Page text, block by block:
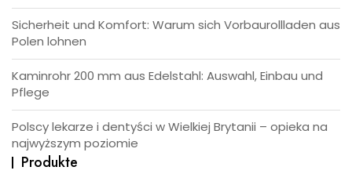
Sicherheit und Komfort: Warum sich Vorbaurollladen aus
Polen lohnen
Kaminrohr 200 mm aus Edelstahl: Auswahl, Einbau und
Pflege
Polscy lekarze i dentyści w Wielkiej Brytanii – opieka na
najwyższym poziomie
Produkte